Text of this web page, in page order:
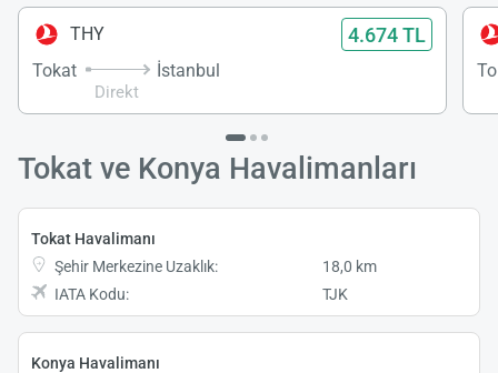
THY 4.674 TL
Tokat
Direkt
İstanbul
Tokat ve Konya Havalimanları
Tokat Havalimanı
Şehir Merkezine Uzaklık:
18,0 km
IATA Kodu:
TJK
Konya Havalimanı